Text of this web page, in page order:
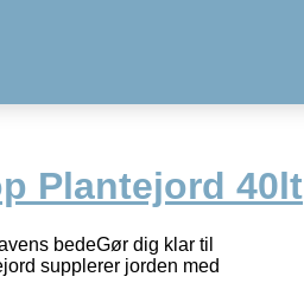
Plantejord 40lt
bedeGør dig klar til
supplerer jorden med